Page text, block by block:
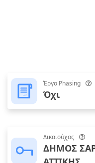
Έργο Phasing
Όχι
Δικαιούχος
ΔΗΜΟΣ